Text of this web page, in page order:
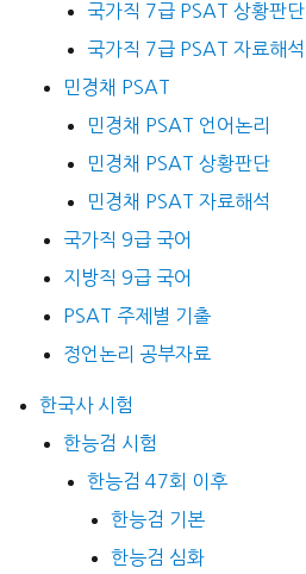
국가직 7급 PSAT 상황판단
국가직 7급 PSAT 자료해석
민경채 PSAT
민경채 PSAT 언어논리
민경채 PSAT 상황판단
민경채 PSAT 자료해석
국가직 9급 국어
지방직 9급 국어
PSAT 주제별 기출
정언논리 공부자료
한국사 시험
한능검 시험
한능검 47회 이후
한능검 기본
한능검 심화